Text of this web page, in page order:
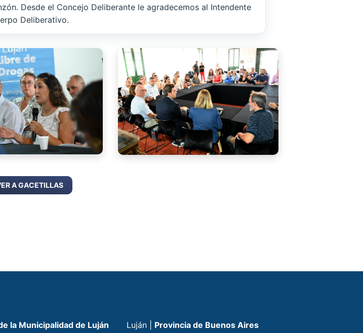
Desde el Concejo Deliberante le agradecemos al Intendente
Deliberativo.
A GACETILLAS
la Municipalidad de Luján
Luján | Provincia de Buenos Aires